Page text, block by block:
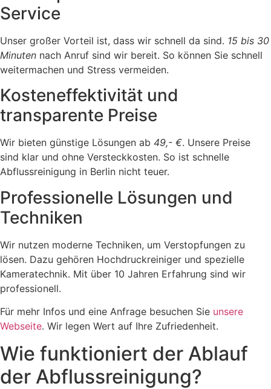
Service
Unser großer Vorteil ist, dass wir schnell da sind. 15 bis 30
Minuten nach Anruf sind wir bereit. So können Sie schnell
weitermachen und Stress vermeiden.
Kosteneffektivität und
transparente Preise
Wir bieten günstige Lösungen ab 49,- €. Unsere Preise
sind klar und ohne Versteckkosten. So ist schnelle
Abflussreinigung in Berlin nicht teuer.
Professionelle Lösungen und
Techniken
Wir nutzen moderne Techniken, um Verstopfungen zu
lösen. Dazu gehören Hochdruckreiniger und spezielle
Kameratechnik. Mit über 10 Jahren Erfahrung sind wir
professionell.
Für mehr Infos und eine Anfrage besuchen Sie unsere
Webseite. Wir legen Wert auf Ihre Zufriedenheit.
Wie funktioniert der Ablauf
der Abflussreinigung?